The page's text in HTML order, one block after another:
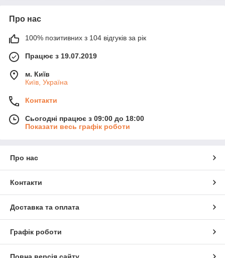
Про нас
100% позитивних з 104 відгуків за рік
Працює з 19.07.2019
м. Київ
Київ, Україна
Контакти
Сьогодні працює з 09:00 до 18:00
Показати весь графік роботи
Про нас
Контакти
Доставка та оплата
Графік роботи